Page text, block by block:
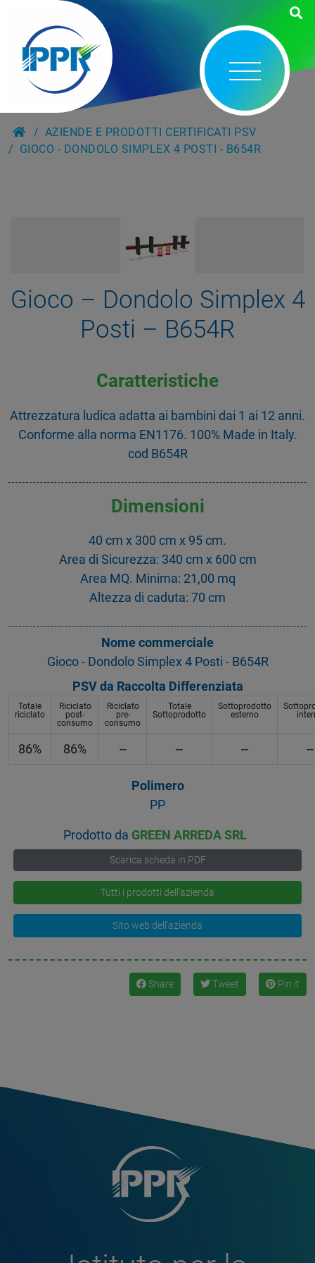
AZIENDE E PRODOTTI CERTIFICATI PSV
GIOCO - DONDOLO SIMPLEX 4 POSTI - B654R
Gioco – Dondolo Simplex 4
Posti – B654R
Caratteristiche
Attrezzatura ludica adatta ai bambini dai 1 ai 12 anni.
Conforme alla norma EN1176. 100% Made in Italy.
cod B654R
Dimensioni
40 cm x 300 cm x 95 cm.
Area di Sicurezza: 340 cm x 600 cm
Area MQ. Minima: 21,00 mq
Altezza di caduta: 70 cm
Nome commerciale
Gioco - Dondolo Simplex 4 Posti - B654R
PSV da Raccolta Differenziata
Totale
riciclato
Riciclato
post-
consumo
Riciclato
pre-
consumo
Totale
Sottoprodotto
Sottoprodotto
esterno
86% 86% -- -- -- --
Polimero
PP
Prodotto da GREEN ARREDA SRL
Scarica scheda in PDF
Tutti i prodotti dell'azienda
Sito web dell'azienda
Share Tweet Pin it